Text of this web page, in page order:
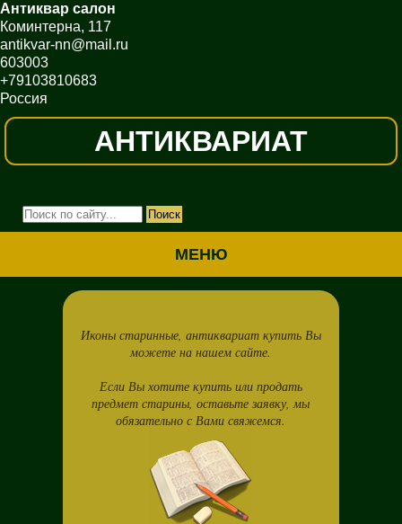
Антиквар салон
Коминтерна, 117
antikvar-nn@mail.ru
603003
+79103810683
Россия
АНТИКВАРИАТ
МЕНЮ
Иконы старинные, антиквариат купить Вы
можете на нашем сайте.
Если Вы хотите купить или продать
предмет старины, оставьте заявку, мы
обязательно с Вами свяжемся.